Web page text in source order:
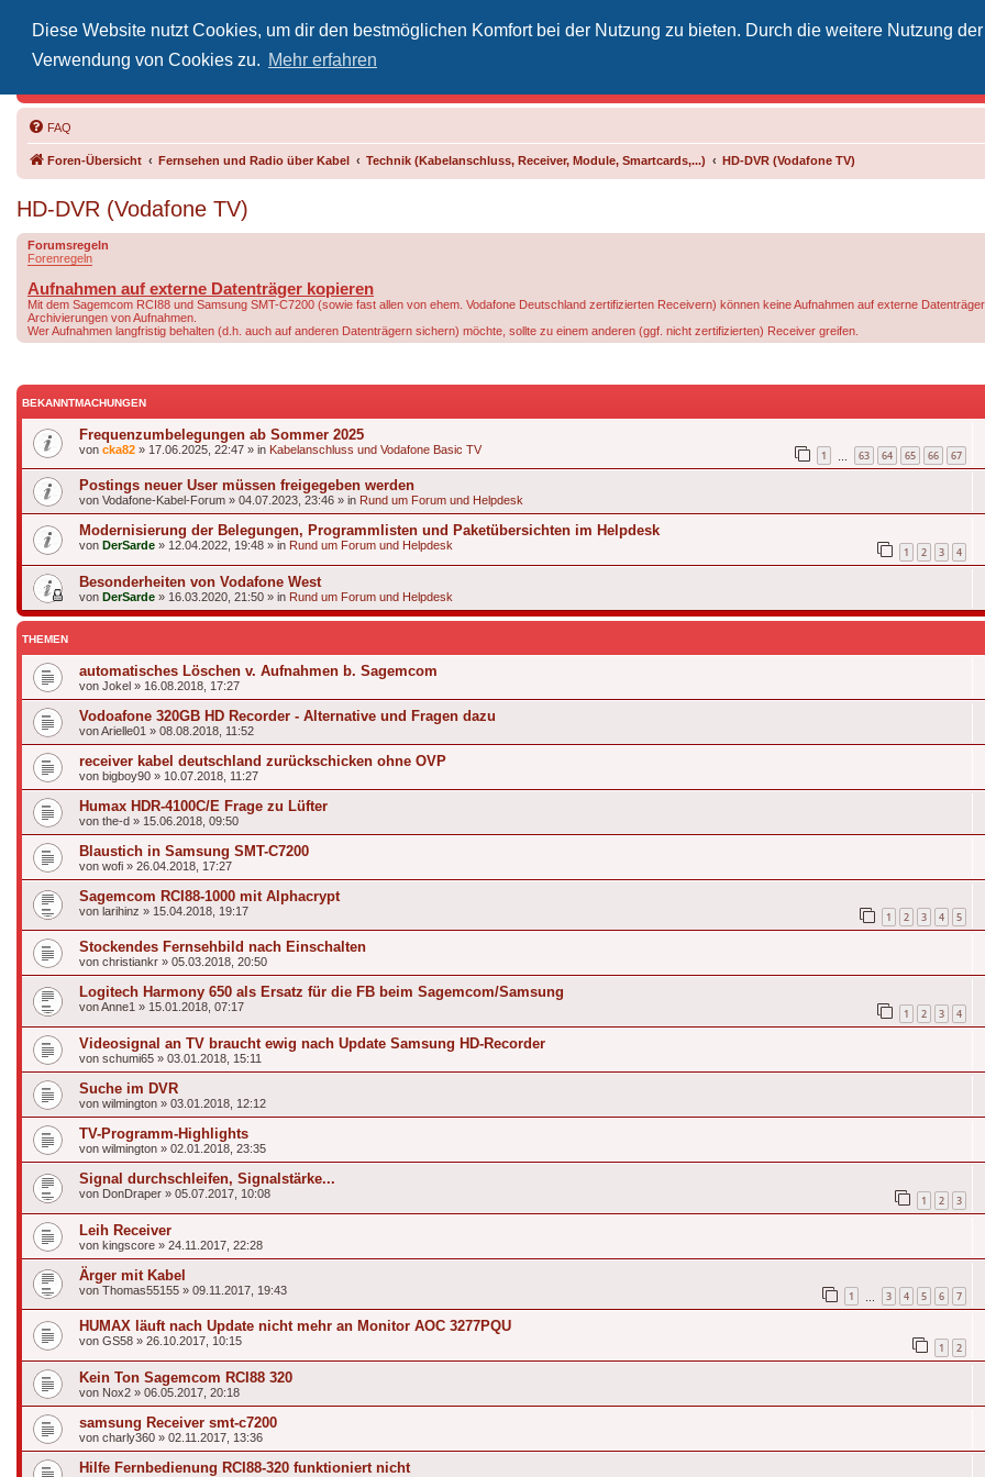
Diese Website nutzt Cookies, um dir den bestmöglichen Komfort bei der Nutzung zu bieten. Durch die weitere Nutzung
Verwendung von Cookies zu. Mehr erfahren
FAQ
Foren-Übersicht Fernsehen und Radio über Kabel Technik (Kabelanschluss, Receiver, Module, Smartcards,...) HD-DVR (Vodafone TV)
HD-DVR (Vodafone TV)
Forumsregeln
Forenregeln
Aufnahmen auf externe Datenträger kopieren
Mit dem Sagemcom RCI88 und Samsung SMT-C7200 (sowie fast allen von ehem. Vodafone Deutschland zertifizierten Receivern) können keine Aufnahmen auf externe
Archivierungen von Aufnahmen.
Wer Aufnahmen langfristig behalten (d.h. auch auf anderen Datenträgern sichern) möchte, sollte zu einem anderen (ggf. nicht zertifizierten) Receiver greifen.
BEKANNTMACHUNGEN
Frequenzumbelegungen ab Sommer 2025
von cka82 » 17.06.2025, 22:47 » in Kabelanschluss und Vodafone Basic TV 1 63 64 65 66 67
Postings neuer User müssen freigegeben werden
von Vodafone-Kabel-Forum » 04.07.2023, 23:46 » in Rund um Forum und Helpdesk
Modernisierung der Belegungen, Programmlisten und Paketübersichten im Helpdesk
von DerSarde » 12.04.2022, 19:48 » in Rund um Forum und Helpdesk 1 2 3 4
Besonderheiten von Vodafone West
von DerSarde » 16.03.2020, 21:50 » in Rund um Forum und Helpdesk
THEMEN
automatisches Löschen v. Aufnahmen b. Sagemcom
von Jokel » 16.08.2018, 17:27
Vodoafone 320GB HD Recorder - Alternative und Fragen dazu
vonArielle01 » 08.08.2018, 11:52
receiver kabel deutschland zurückschicken ohne OVP
von bigboy90 » 10.07.2018, 11:27
Humax HDR-4100C/E Frage zu Lüfter
von the-d » 15.06.2018, 09:50
Blaustich in Samsung SMT-C7200
von wofi » 26.04.2018, 17:27
Sagemcom RCI88-1000 mit Alphacrypt
von larihinz » 15.04.2018, 19:17 1 2 3 4 5
Stockendes Fernsehbild nach Einschalten
von christiankr » 05.03.2018, 20:50
Logitech Harmony 650 als Ersatz für die FB beim Sagemcom/Samsung
vonAnne1 » 15.01.2018, 07:17 1 2 3 4
Videosignal an TV braucht ewig nach Update Samsung HD-Recorder
von schumi65 » 03.01.2018, 15:11
Suche im DVR
von wilmington » 03.01.2018, 12:12
TV-Programm-Highlights
von wilmington » 02.01.2018, 23:35
Signal durchschleifen, Signalstärke...
von DonDraper » 05.07.2017, 10:08 1 2 3
Leih Receiver
von kingscore » 24.11.2017, 22:28
Ärger mit Kabel
von Thomas55155 » 09.11.2017, 19:43 1 3 4 5 6 7
HUMAX läuft nach Update nicht mehr an Monitor AOC 3277PQU
von GS58 » 26.10.2017, 10:15 1 2
Kein Ton Sagemcom RCI88 320
von Nox2 » 06.05.2017, 20:18
samsung Receiver smt-c7200
von charly360 » 02.11.2017, 13:36
Hilfe Fernbedienung RCI88-320 funktioniert nicht